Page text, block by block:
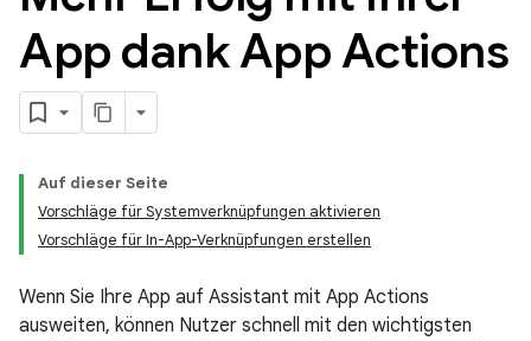
App dank App Actions
Auf dieser Seite
Vorschläge für Systemverknüpfungen aktivieren
Vorschläge für In-App-Verknüpfungen erstellen
Wenn Sie Ihre App auf Assistant mit App Actions
ausweiten, können Nutzer schnell mit den wichtigsten